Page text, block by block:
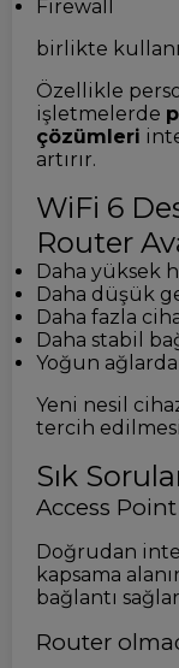
Firewall
birlikte
Özellikle
işletmelerde
çözümleri
artırır.
WiFi 6
Router
Daha yüksek
Daha düşük
Daha fazla
Daha stabil
Yoğun
Yeni nesil
tercih
Sık
Access Point
Doğrudan
kapsama
bağlantı
Router